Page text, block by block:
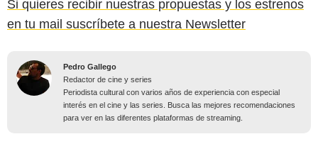
Si quieres recibir nuestras propuestas y los estrenos
en tu mail suscríbete a nuestra Newsletter
Pedro Gallego
Redactor de cine y series
Periodista cultural con varios años de experiencia con especial
interés en el cine y las series. Busca las mejores recomendaciones
para ver en las diferentes plataformas de streaming.